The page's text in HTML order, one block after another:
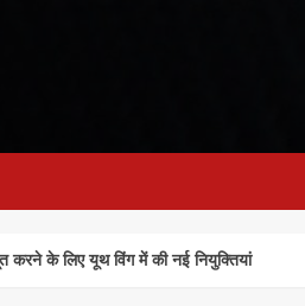
लिए यूथ विंग में की नई नियुक्तियां